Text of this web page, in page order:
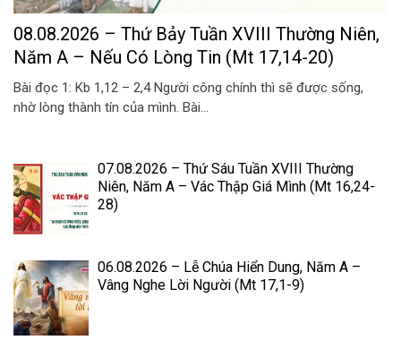
08.08.2026 – Thứ Bảy Tuần XVIII Thường Niên,
Năm A – Nếu Có Lòng Tin (Mt 17,14-20)
Bài đọc 1: Kb 1,12 – 2,4 Người công chính thì sẽ được sống,
nhờ lòng thành tín của mình. Bài...
07.08.2026 – Thứ Sáu Tuần XVIII Thường
Niên, Năm A – Vác Thập Giá Mình (Mt 16,24-
28)
06.08.2026 – Lễ Chúa Hiển Dung, Năm A –
Vâng Nghe Lời Người (Mt 17,1-9)